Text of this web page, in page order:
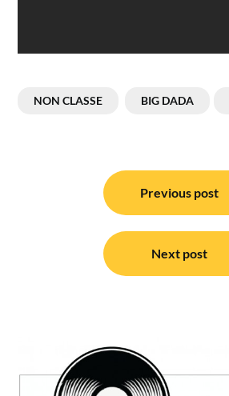
NON CLASSE BIG DADA
Navigation
Previous post
Next post